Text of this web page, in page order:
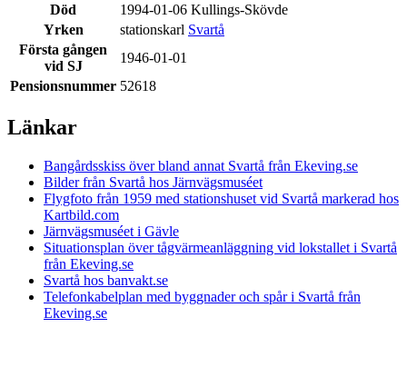
Död
1994-01-06 Kullings-Skövde
Yrken
stationskarl Svartå
Första gången
vid SJ
1946-01-01
Pensionsnummer 52618
Länkar
Bangårdsskiss över bland annat Svartå från Ekeving.se
Bilder från Svartå hos Järnvägsmuséet
Flygfoto från 1959 med stationshuset vid Svartå markerad hos
Kartbild.com
Järnvägsmuséet i Gävle
Situationsplan över tågvärmeanläggning vid lokstallet i Svartå
från Ekeving.se
Svartå hos banvakt.se
Telefonkabelplan med byggnader och spår i Svartå från
Ekeving.se